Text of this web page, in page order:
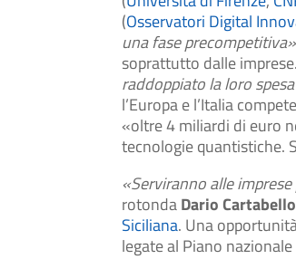
(Osservatori Digital
una fase precompetitiva»
soprattutto dalle
raddoppiato la loro
l’Europa e l’Italia
«oltre 4 miliardi di euro
tecnologie quantistiche.
«Serviranno alle
rotondaDario
Siciliana. Una
legate al Piano